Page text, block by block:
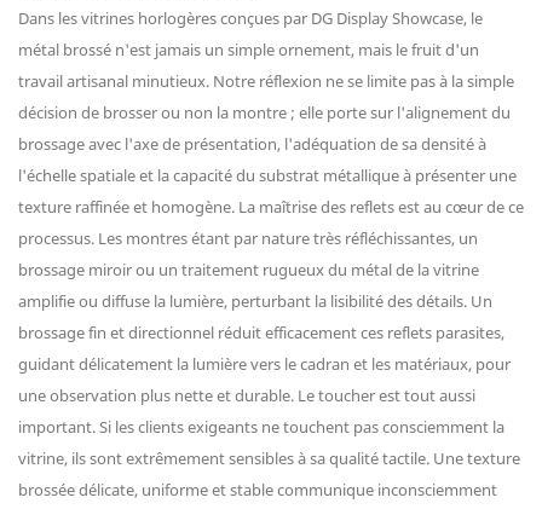
Dans les vitrines horlogères conçues par DG Display Showcase, le
métal brossé n'est jamais un simple ornement, mais le fruit d'un
travail artisanal minutieux. Notre réflexion ne se limite pas à la simple
décision de brosser ou non la montre ; elle porte sur l'alignement du
brossage avec l'axe de présentation, l'adéquation de sa densité à
l'échelle spatiale et la capacité du substrat métallique à présenter une
texture raffinée et homogène. La maîtrise des reflets est au cœur de ce
processus. Les montres étant par nature très réfléchissantes, un
brossage miroir ou un traitement rugueux du métal de la vitrine
amplifie ou diffuse la lumière, perturbant la lisibilité des détails. Un
brossage fin et directionnel réduit efficacement ces reflets parasites,
guidant délicatement la lumière vers le cadran et les matériaux, pour
une observation plus nette et durable. Le toucher est tout aussi
important. Si les clients exigeants ne touchent pas consciemment la
vitrine, ils sont extrêmement sensibles à sa qualité tactile. Une texture
brossée délicate, uniforme et stable communique inconsciemment